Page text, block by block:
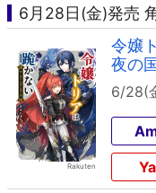
6月28日(金)発売
令嬢
夜の国
6/28(